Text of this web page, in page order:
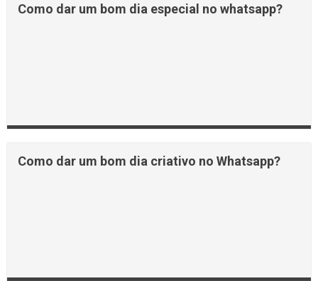
Como dar um bom dia especial no whatsapp?
Como dar um bom dia criativo no Whatsapp?